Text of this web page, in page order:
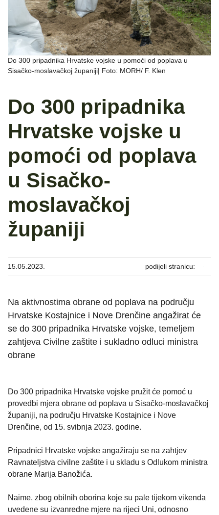
Do 300 pripadnika Hrvatske vojske u pomoći od poplava u
Sisačko-moslavačkoj županiji| Foto: MORH/ F. Klen
Do 300 pripadnika
Hrvatske vojske u
pomoći od poplava
u Sisačko-
moslavačkoj
županiji
15.05.2023. podijeli stranicu:
Na aktivnostima obrane od poplava na području
Hrvatske Kostajnice i Nove Drenčine angažirat će
se do 300 pripadnika Hrvatske vojske, temeljem
zahtjeva Civilne zaštite i sukladno odluci ministra
obrane
Do 300 pripadnika Hrvatske vojske pružit će pomoć u
provedbi mjera obrane od poplava u Sisačko-moslavačkoj
županiji, na području Hrvatske Kostajnice i Nove
Drenčine, od 15. svibnja 2023. godine.
Pripadnici Hrvatske vojske angažiraju se na zahtjev
Ravnateljstva civilne zaštite i u skladu s Odlukom ministra
obrane Marija Banožića.
Naime, zbog obilnih oborina koje su pale tijekom vikenda
uvedene su izvanredne mjere na rijeci Uni, odnosno